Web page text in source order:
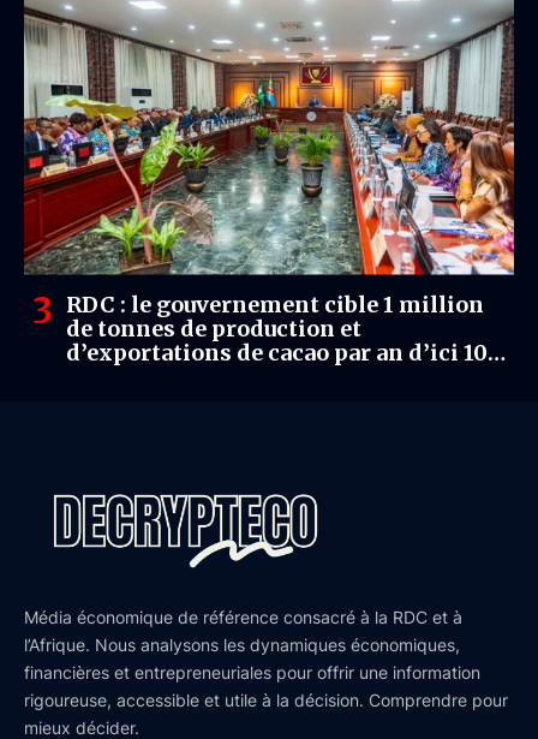
RDC : le gouvernement cible 1 million
de tonnes de production et
d’exportations de cacao par an d’ici 10
Média économique de référence consacré à la RDC et à
l’Afrique. Nous analysons les dynamiques économiques,
financières et entrepreneuriales pour offrir une information
rigoureuse, accessible et utile à la décision. Comprendre pour
mieux décider.